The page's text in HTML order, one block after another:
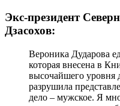
Экс-президент
Дзасохов:
Вероника Дударова
которая внесена в
высочайшего
разрушила
дело – мужское. Я